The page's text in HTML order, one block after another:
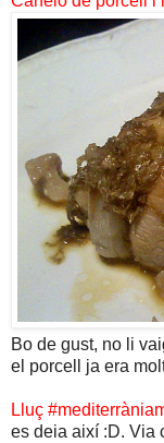
Bo de gust, no li
el porcell ja era
Lluç
es deia així :D. Via